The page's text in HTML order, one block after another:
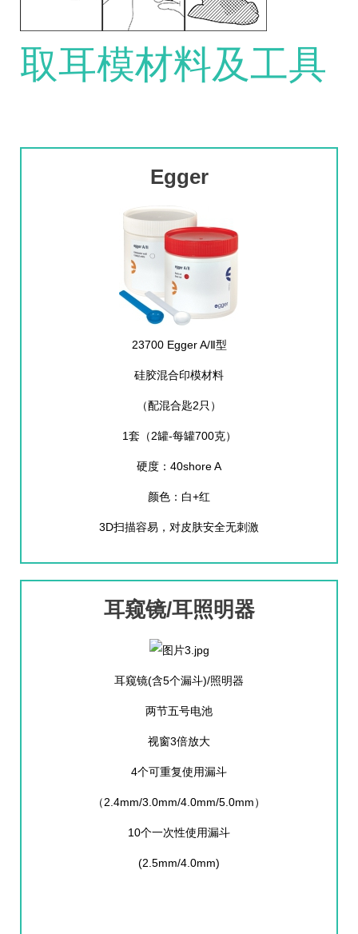
取耳模材料及工具
Egger
23700 Egger A/Ⅱ型
硅胶混合印模材料
（配混合匙2只）
1套（2罐-每罐700克）
硬度：40shore A
颜色：白+红
3D扫描容易，对皮肤安全无刺激
耳窥镜/耳照明器
耳窥镜(含5个漏斗)/照明器
两节五号电池
视窗3倍放大
4个可重复使用漏斗
（2.4mm/3.0mm/4.0mm/5.0mm）
10个一次性使用漏斗
(2.5mm/4.0mm)